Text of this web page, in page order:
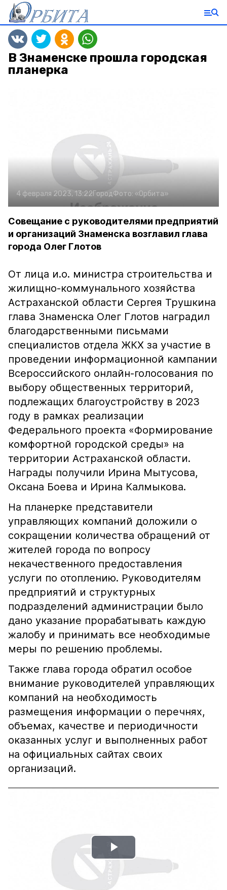
В Знаменске прошла городская
планерка
4 февраля 2023, 13:22ГородФото: «Орбита»
Совещание с руководителями предприятий
и организаций Знаменска возглавил глава
города Олег Глотов
От лица и.о. министра строительства и
жилищно-коммунального хозяйства
Астраханской области Сергея Трушкина
глава Знаменска Олег Глотов наградил
благодарственными письмами
специалистов отдела ЖКХ за участие в
проведении информационной кампании
Всероссийского онлайн-голосования по
выбору общественных территорий,
подлежащих благоустройству в 2023
году в рамках реализации
Федерального проекта «Формирование
комфортной городской среды» на
территории Астраханской области.
Награды получили Ирина Мытусова,
Оксана Боева и Ирина Калмыкова.
На планерке представители
управляющих компаний доложили о
сокращении количества обращений от
жителей города по вопросу
некачественного предоставления
услуги по отоплению. Руководителям
предприятий и структурных
подразделений администрации было
дано указание прорабатывать каждую
жалобу и принимать все необходимые
меры по решению проблемы.
Также глава города обратил особое
внимание руководителей управляющих
компаний на необходимость
размещения информации о перечнях,
объемах, качестве и периодичности
оказанных услуг и выполненных работ
на официальных сайтах своих
организаций.
Play
Video